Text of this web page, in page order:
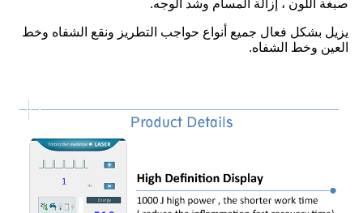
صبغة اللون ، إزالة المسام وشد الوجه.
يزيل بشكل فعال جميع أنواع حواجب التطريز ونقع الشفاه وخط
العين وخط الشفاه.